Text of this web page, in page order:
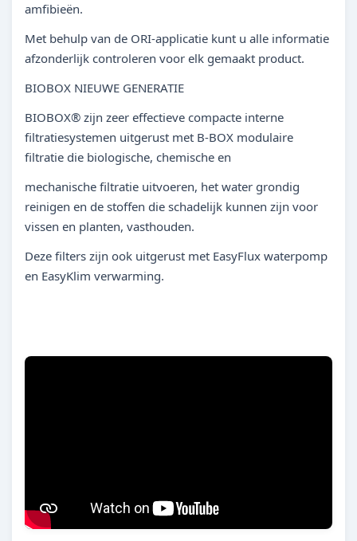
amfibieën.
Met behulp van de ORI-applicatie kunt u alle informatie
afzonderlijk controleren voor elk gemaakt product.
BIOBOX NIEUWE GENERATIE
BIOBOX® zijn zeer effectieve compacte interne
filtratiesystemen uitgerust met B-BOX modulaire
filtratie die biologische, chemische en
mechanische filtratie uitvoeren, het water grondig
reinigen en de stoffen die schadelijk kunnen zijn voor
vissen en planten, vasthouden.
Deze filters zijn ook uitgerust met EasyFlux waterpomp
en EasyKlim verwarming.